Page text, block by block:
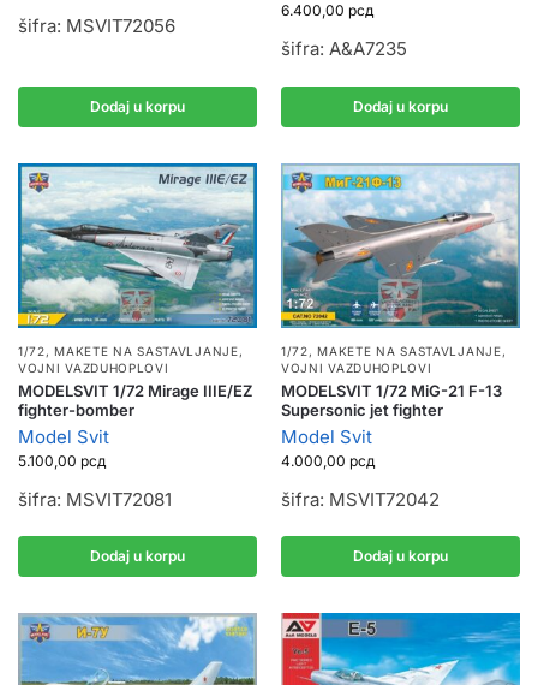
šifra: MSVIT72056
Dodaj u korpu
6.400,00 рсд
šifra: A&A7235
Dodaj u korpu
1/72,MAKETE NA SASTAVLJANJE,
VOJNI VAZDUHOPLOVI
MODELSVIT 1/72 Mirage IIIE/EZ
fighter-bomber
Model Svit
5.100,00 рсд
šifra: MSVIT72081
Dodaj u korpu
1/72,MAKETE NA SASTAVLJANJE,
VOJNI VAZDUHOPLOVI
MODELSVIT 1/72 MiG-21 F-13
Supersonic jet fighter
Model Svit
4.000,00 рсд
šifra: MSVIT72042
Dodaj u korpu